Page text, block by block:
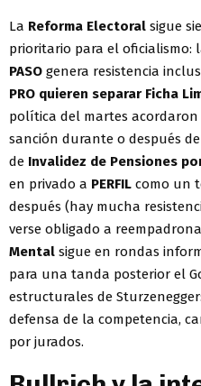
La Reforma Electoral sigue
prioritario para el oficialismo:
PASO genera resistencia
PRO quieren separar Ficha
política del martes
sanción durante o después
de Invalidez de Pensiones
en privado a PERFIL como un
después (hay mucha
verse obligado a
Mental sigue en rondas
para una tanda posterior el
estructurales de
defensa de la competencia,
por jurados.